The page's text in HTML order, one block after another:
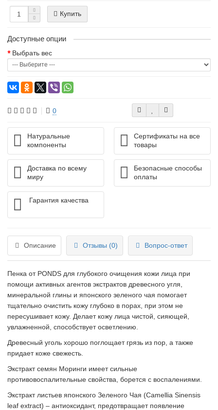
Купить
Доступные опции
Выбрать вес
0
Натуральные
компоненты
Сертификаты на все
товары
Доставка по всему
миру
Безопасные способы
оплаты
Гарантия качества
Описание Отзывы (0) Вопрос-ответ
Пенка от PONDS для глубокого очищения кожи лица при
помощи активных агентов экстрактов древесного угля,
минеральной глины и японского зеленого чая помогает
тщательно очистить кожу глубоко в порах, при этом не
пересушивает кожу. Делает кожу лица чистой, сияющей,
увлажненной, способствует осветлению.
Древесный уголь хорошо поглощает грязь из пор, а также
придает коже свежесть.
Экстракт семян Моринги имеет сильные
противовоспалительные свойства, борется с воспалениями.
Экстракт листьев японского Зеленого Чая (Camellia Sinensis
leaf extract) – антиоксидант, предотвращает появление